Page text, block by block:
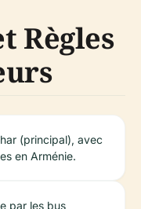
Règles
(principal), avec
en Arménie.
par les bus